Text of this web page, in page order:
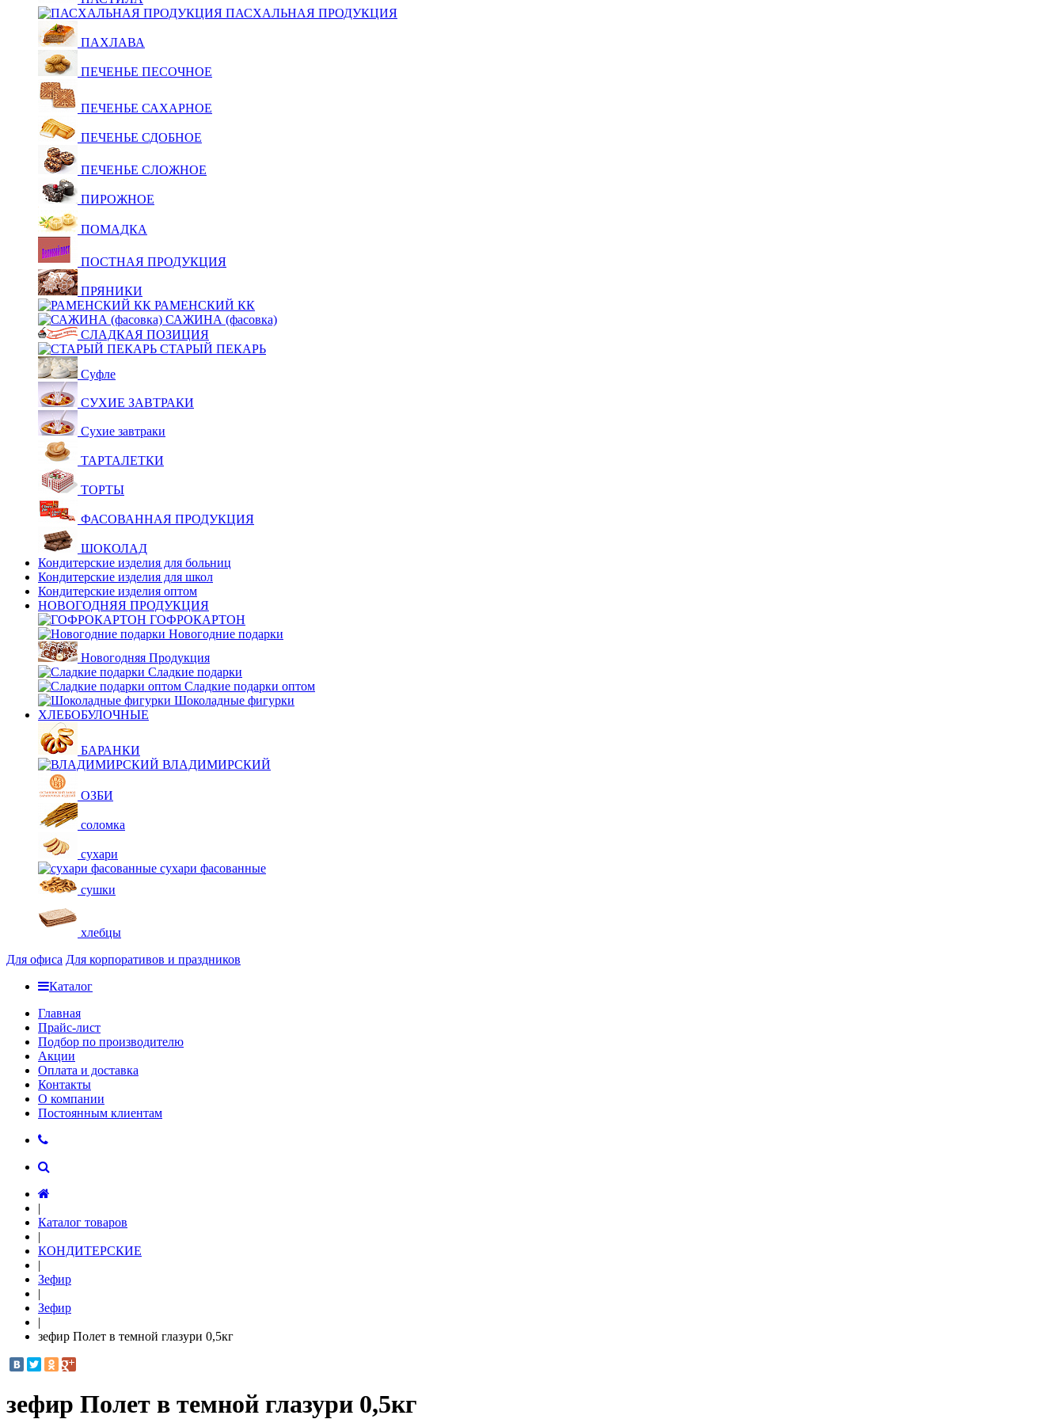
ПАСХАЛЬНАЯ ПРОДУКЦИЯ
ПАХЛАВА
ПЕЧЕНЬЕ ПЕСОЧНОЕ
ПЕЧЕНЬЕ САХАРНОЕ
ПЕЧЕНЬЕ СДОБНОЕ
ПЕЧЕНЬЕ СЛОЖНОЕ
ПИРОЖНОЕ
ПОМАДКА
ПОСТНАЯ ПРОДУКЦИЯ
ПРЯНИКИ
РАМЕНСКИЙ КК
САЖИНА (фасовка)
СЛАДКАЯ ПОЗИЦИЯ
СТАРЫЙ ПЕКАРЬ
Суфле
СУХИЕ ЗАВТРАКИ
Сухие завтраки
ТАРТАЛЕТКИ
ТОРТЫ
ФАСОВАННАЯ ПРОДУКЦИЯ
ШОКОЛАД
Кондитерские изделия для больниц
Кондитерские изделия для школ
Кондитерские изделия оптом
НОВОГОДНЯЯ ПРОДУКЦИЯ
ГОФРОКАРТОН
Новогодние подарки
Новогодняя Продукция
Сладкие подарки
Сладкие подарки оптом
Шоколадные фигурки
ХЛЕБОБУЛОЧНЫЕ
БАРАНКИ
ВЛАДИМИРСКИЙ
ОЗБИ
соломка
сухари
сухари фасованные
сушки
хлебцы
Для офиса Для корпоративов и праздников
Каталог
Главная
Прайс-лист
Подбор по производителю
Акции
Оплата и доставка
Контакты
О компании
Постоянным клиентам
|
Каталог товаров
|
КОНДИТЕРСКИЕ
|
Зефир
|
Зефир
|
зефир Полет в темной глазури 0,5кг
зефир Полет в темной глазури 0,5кг